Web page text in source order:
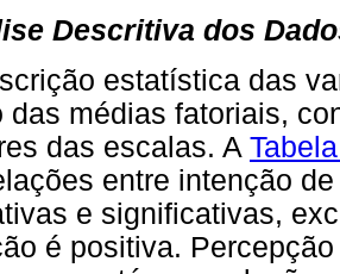
Descritiva dos
estatística das
das médias fatoriais,
das escalas. A
entre intenção
e significativas,
é positiva.